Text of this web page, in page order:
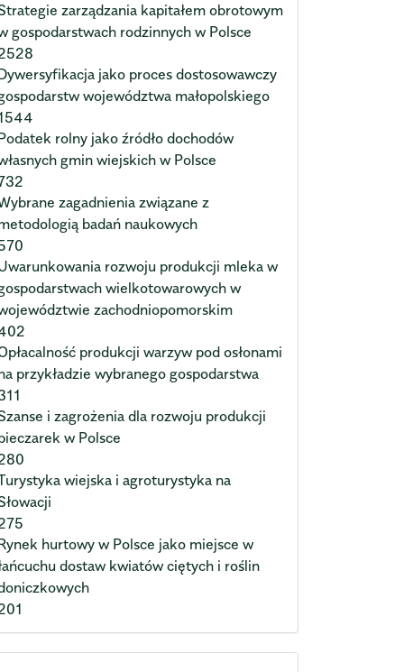
zarządzania kapitałem obrotowym
gospodarstwach rodzinnych w Polsce
jako proces dostosowawczy
województwa małopolskiego
rolny jako źródło dochodów
gmin wiejskich w Polsce
zagadnienia związane z
badań naukowych
rozwoju produkcji mleka w
wielkotowarowych w
zachodniopomorskim
produkcji warzyw pod osłonami
przykładzie wybranego gospodarstwa
i zagrożenia dla rozwoju produkcji
w Polsce
wiejska i agroturystyka na
hurtowy w Polsce jako miejsce w
dostaw kwiatów ciętych i roślin